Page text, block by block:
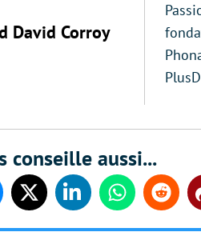
David Corroy
conseille aussi...
Twitter LinkedinWhatsappReddit